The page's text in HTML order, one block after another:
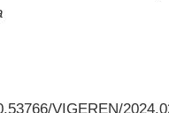
VIGEREN/